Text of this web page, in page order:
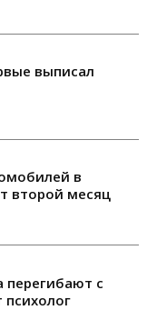
выписал
в
второй месяц
перегибают с
психолог